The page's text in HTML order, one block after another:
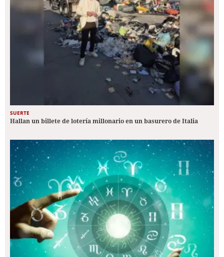
SUERTE
Hallan un billete de lotería millonario en un basurero de Italia